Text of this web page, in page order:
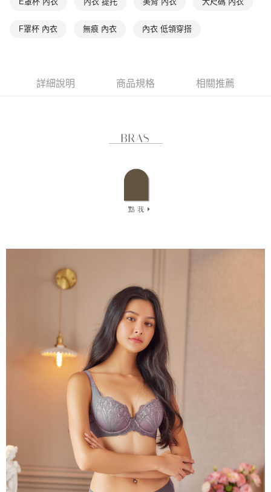
２．關於個人資料處理事宜，請瀏覽以下網址：
４．使用「AFTEE先享後付」時，將依據個別帳號之用戶狀況，依本公司即
付款後7-11取貨
每筆NT$90，滿NT$1,000(含以上)免運費
海外宅配 (訂單成立後，請主動於2天內與線上客服核對收
F罩杯 內衣 無痕 內衣 內衣 低領穿搭
詳細說明 商品規格 相關推薦